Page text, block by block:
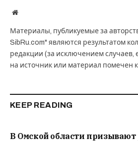
Website
Материалы, публикуемые за
SibRu.com" являются результатом
редакции (за исключением случаев,
на источник или материал помечен
KEEP READING
В Омской области призывают